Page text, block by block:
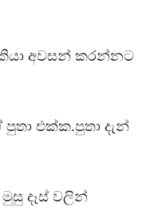
අවසන් කරන්නට
පුතා එක්ක.පුතා දැන්
දෑස් වලින්